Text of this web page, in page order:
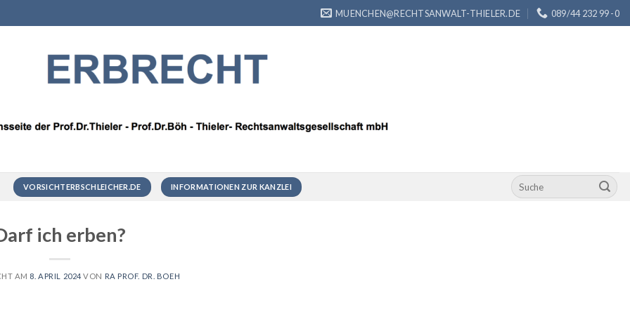
MUENCHEN@RECHTSANWALT-THIELER.DE 089/44 232 99 -0
VORSICHTERBSCHLEICHER.DE INFORMATIONEN ZUR KANZLEI
ich erben?
AM 8. APRIL 2024 VON RA PROF. DR. BOEH